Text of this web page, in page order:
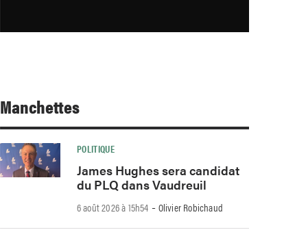
Manchettes
POLITIQUE
James Hughes sera candidat
du PLQ dans Vaudreuil
6 août 2026 à 15h54 -Olivier Robichaud